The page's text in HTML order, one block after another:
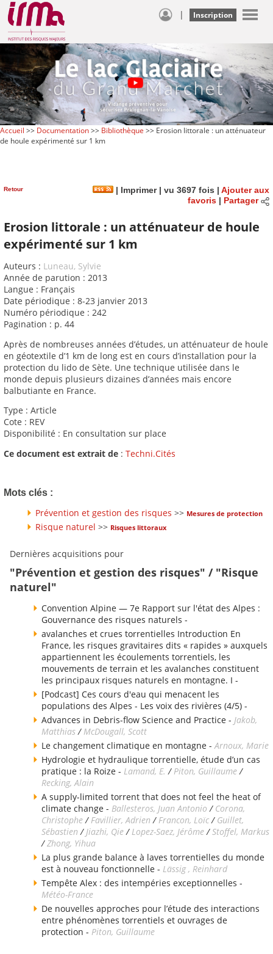
| Inscription
Accueil >> Documentation>> Bibliothèque >> Erosion littorale : un atténuateur
de houle expérimenté sur 1 km
Retour | Imprimer| vu 3697 fois | Ajouter aux
favoris| Partager
Erosion littorale : un atténuateur de houle
expérimenté sur 1 km
Auteurs : Luneau, Sylvie
Année de parution : 2013
Langue : Français
Date périodique : 8-23 janvier 2013
Numéro périodique : 242
Pagination : p. 44
Après de nombreuses années d’études, un atténuateur de houle
en géotextile d’1 km de long est en cours d’installation pour la
protection du lido de Sète. Une technique utilisée dans le
monde depuis plusieurs dizaines d’années mais encore
balbutiante en France.
Type : Article
Cote : REV
Disponibilité : En consultation sur place
Ce document est extrait de : Techni.Cités
Mots clés :
Prévention et gestion des risques >> Mesures de protection
Risque naturel >> Risques littoraux
Dernières acquisitions pour
"Prévention et gestion des risques" / "Risque
naturel"
Convention Alpine — 7e Rapport sur l'état des Alpes :
Gouvernance des risques naturels -
avalanches et crues torrentielles Introduction En
France, les risques gravitaires dits « rapides » auxquels
appartiennent les écoulements torrentiels, les
mouvements de terrain et les avalanches constituent
les principaux risques naturels en montagne. I -
[Podcast] Ces cours d'eau qui menacent les
populations des Alpes - Les voix des rivières (4/5) -
Advances in Debris-flow Science and Practice - Jakob,
Matthias/McDougall, Scott
Le changement climatique en montagne -Arnoux, Marie
Hydrologie et hydraulique torrentielle, étude d’un cas
pratique : la Roize - Lamand, E. / Piton, Guillaume/
Recking, Alain
A supply-limited torrent that does not feel the heat of
climate change - Ballesteros, Juan Antonio / Corona,
Christophe/ Favillier, Adrien / Francon, Loïc/ Guillet,
Sébastien / Jiazhi, Qie/ Lopez-Saez, Jérôme/Stoffel, Markus
/Zhong, Yihua
La plus grande balance à laves torrentielles du monde
est à nouveau fonctionnelle - Lässig , Reinhard
Tempête Alex : des intempéries exceptionnelles -
Météo-France
De nouvelles approches pour l’étude des interactions
entre phénomènes torrentiels et ouvrages de
protection - Piton, Guillaume